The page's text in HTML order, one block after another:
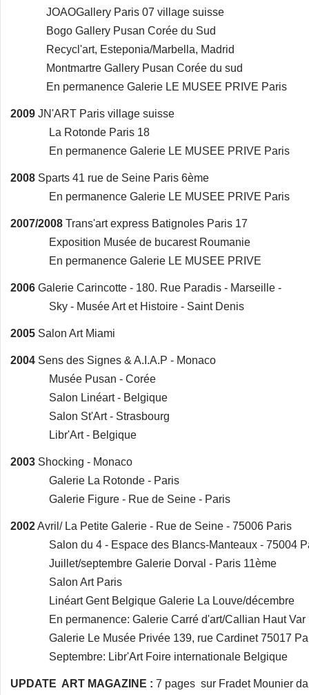
JOAOGallery Paris 07 village suisse
Bogo Gallery Pusan Corée du Sud
Recycl'art, Esteponia/Marbella, Madrid
Montmartre Gallery Pusan Corée du sud
En permanence Galerie LE MUSEE PRIVE Paris
2009 JN'ART Paris village suisse
La Rotonde Paris 18
En permanence Galerie LE MUSEE PRIVE Paris
2008 Sparts 41 rue de Seine Paris 6ème
En permanence Galerie LE MUSEE PRIVE Paris
2007/2008 Trans'art express Batignoles Paris 17
Exposition Musée de bucarest Roumanie
En permanence Galerie LE MUSEE PRIVE
2006 Galerie Carincotte - 180. Rue Paradis - Marseille -
Sky - Musée Art et Histoire - Saint Denis
2005 Salon Art Miami
2004 Sens des Signes & A.I.A.P - Monaco
Musée Pusan - Corée
Salon Linéart - Belgique
Salon St'Art - Strasbourg
Libr'Art - Belgique
2003 Shocking - Monaco
Galerie La Rotonde - Paris
Galerie Figure - Rue de Seine - Paris
2002Avril/ La Petite Galerie - Rue de Seine - 75006 Paris
Salon du 4 - Espace des Blancs-Manteaux - 75004
Juillet/septembre Galerie Dorval - Paris 11ème
Salon Art Paris
Linéart Gent Belgique Galerie La Louve/décembre
En permanence: Galerie Carré d'art/Callian Haut Var
Galerie Le Musée Privée 139, rue Cardinet 75017
Septembre: Libr'Art Foire internationale Belgique
UPDATE ART MAGAZINE : 7 pages sur Fradet Mounier